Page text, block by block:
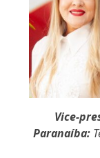
Vice-
Paranaíba: